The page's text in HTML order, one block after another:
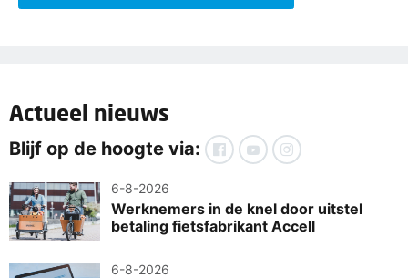
Actueel nieuws
Blijf op de hoogte via:
6-8-2026
Werknemers in de knel door uitstel
betaling fietsfabrikant Accell
6-8-2026